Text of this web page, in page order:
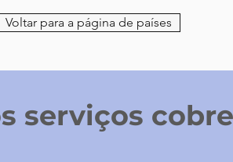
Voltar para a página de países
serviços